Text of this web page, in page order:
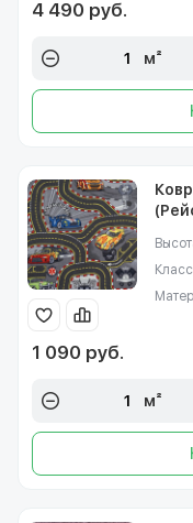
4 490 руб.
м²
1 090 руб.
м²